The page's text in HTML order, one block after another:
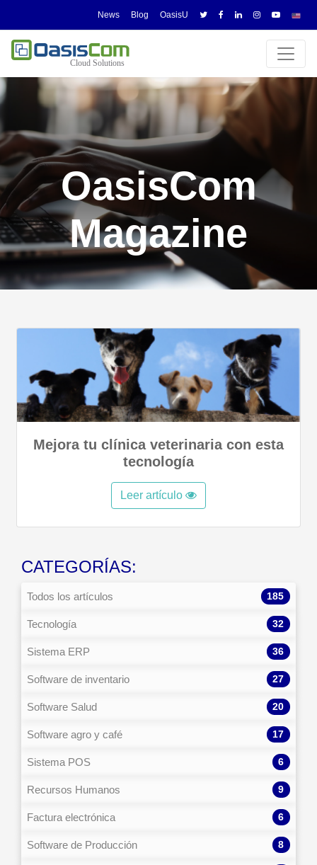
News Blog OasisU
OasisCom
Magazine
Mejora tu clínica veterinaria con esta
tecnología
Leer artículo
CATEGORÍAS:
Todos los artículos 185
Tecnología 32
Sistema ERP 36
Software de inventario 27
Software Salud 20
Software agro y café 17
Sistema POS 6
Recursos Humanos 9
Factura electrónica 6
Software de Producción 8